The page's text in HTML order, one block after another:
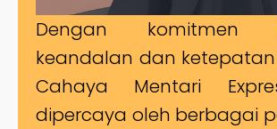
Dengan komitmen
keandalan dan ketepatan
Cahaya Mentari
dipercaya oleh berbagai